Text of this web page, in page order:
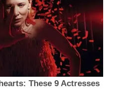
These 9 Actresses